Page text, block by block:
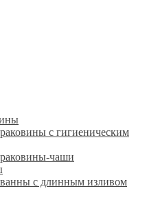
с гигиеническим
чаши
с длинным изливом